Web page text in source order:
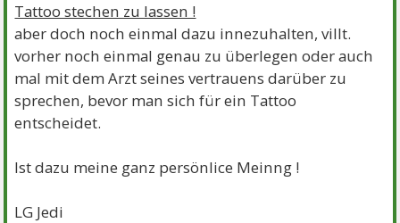
Tattoo stechen zu lassen !
aber doch noch einmal dazu innezuhalten, villt.
vorher noch einmal genau zu überlegen oder auch
mal mit dem Arzt seines vertrauens darüber zu
sprechen, bevor man sich für ein Tattoo
entscheidet.
Ist dazu meine ganz persönlice Meinng !
LG Jedi